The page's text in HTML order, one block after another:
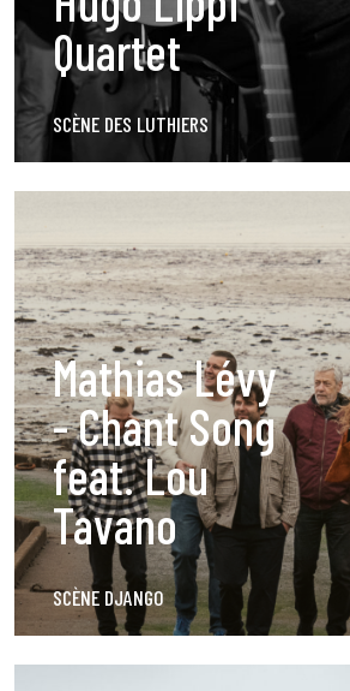
Quartet
SCÈNE DES LUTHIERS
Mathias Lévy
- Chant Song
feat. Lou
Tavano
SCÈNE DJANGO